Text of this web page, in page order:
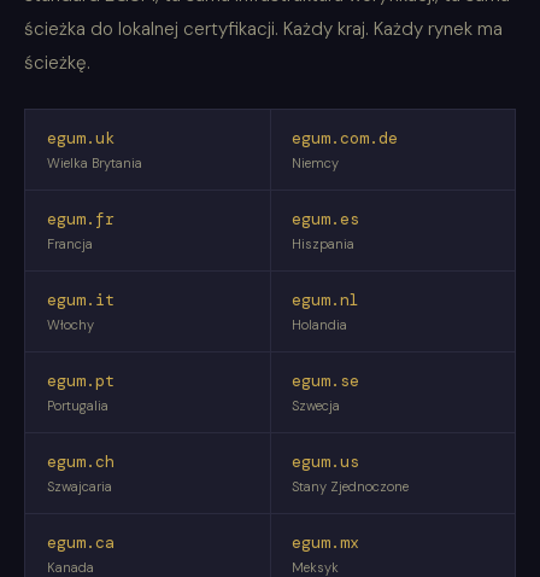
ścieżka do lokalnej certyfikacji. Każdy kraj. Każdy rynek ma
ścieżkę.
egum.uk
Wielka Brytania
egum.com.de
Niemcy
egum.fr
Francja
egum.es
Hiszpania
egum.it
Włochy
egum.nl
Holandia
egum.pt
Portugalia
egum.se
Szwecja
egum.ch
Szwajcaria
egum.us
Stany Zjednoczone
egum.ca
Kanada
egum.mx
Meksyk